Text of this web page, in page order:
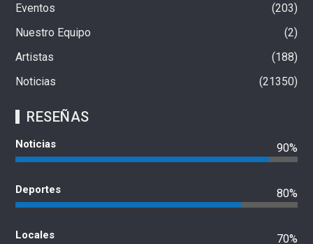
Eventos
203
Nuestro Equipo
2
Artistas
188
Noticias
21350
RESEÑAS
Noticias 90%
Deportes 80%
Locales 70%